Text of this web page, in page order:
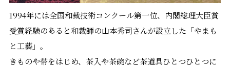
1994年には全国和裁技術コンクール第一位、内閣総理大臣賞
受賞経験のあると和裁師の山本秀司さんが設立した「やまも
と工藝」。
きものや帯をはじめ、茶入や茶碗など茶道具ひとつひとつに